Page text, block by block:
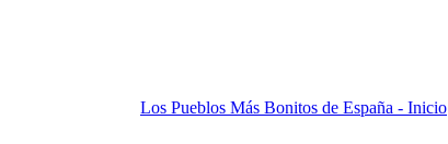
Los Pueblos Más Bonitos de España - Inicio